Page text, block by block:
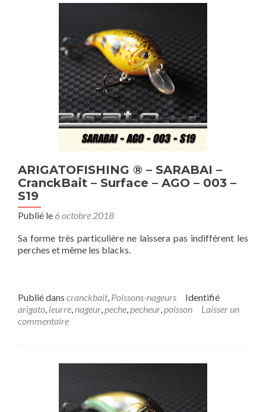
ARIGATOFISHING ® – SARABAI –
CranckBait – Surface – AGO – 003 –
S19
Publié le 6 octobre 2018
Sa forme très particulière ne laissera pas indifférent les
perches et même les blacks.
Publié dans cranckbait, Poissons-nageurs
Identifié
arigato, leurre,nageur,peche,pecheur,poisson
Laisser un
commentaire